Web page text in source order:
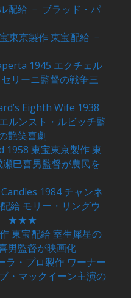
配給 － ブラッド・パ
東京製作 東宝配給 －
1945 エクチェル
リーニ監督の戦争三
Eighth Wife 1938
ルンスト・ルビッチ監
艶笑喜劇
1958 東宝東京製作 東
巳喜男監督が農民を
1984 チャンネ
給 モリー・リングウ
ィ ★★★
東宝配給 室生犀星の
男監督が映画化
ラ・プロ製作 ワーナー
・マックイーン主演の